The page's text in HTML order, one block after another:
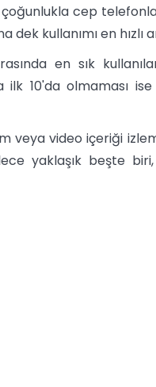
çoğunlukla cep
dek kullanımı en
en sık
ilk 10'da olmaması
veya video içeriği
yaklaşık beşte